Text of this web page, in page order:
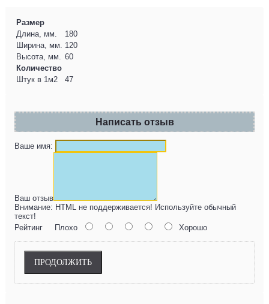
Размер
Длина, мм.
180
Ширина, мм.
120
Высота, мм.
60
Количество
Штук в 1м2
47
Написать отзыв
Ваше имя:
Ваш отзыв
Внимание: HTML не поддерживается! Используйте обычный
текст!
Рейтинг Плохо Хорошо
ПРОДОЛЖИТЬ